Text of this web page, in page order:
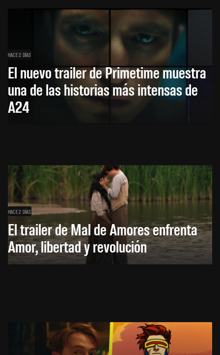
HACE 2 DÍAS
El nuevo trailer de Primetime muestra
una de las historias más intensas de
A24
HACE 2 DÍAS
El trailer de Mal de Amores enfrenta
Amor, libertad y revolución